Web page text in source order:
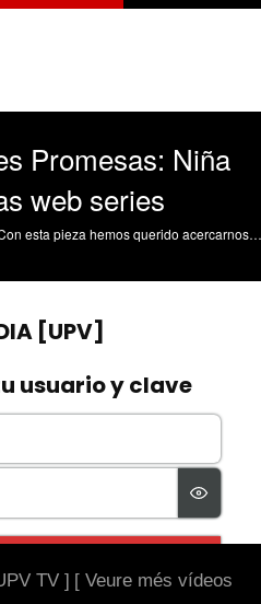
Promesas: Niña
web series
El fenómeno de las webseries... Con esta pieza hemos querido acercarnos al fenómeno de las webseries, no sólo como producto audiovisual novedoso sino como un nuevo modelo de promoción profesional y negocio para los jóvenes, surgido gracias a Internet. Para ello, nos hemos acercado hasta Sevilla, una ciudad desde la que han surgido dos productos que están teniendo un importante impacto en Internet: `Niña repelente¿ una serie de animación para web y `Malviviendo¿ una webserie de ficción con actores y hemos hablado de este fenómeno con sus jóvenes creadores: los hermanos Manuel y José Antonio Pérez Escuderos y Jesús Calvo de León, tres sevillanos que vienen del mundo informático y del sector gráfico, son los artífices de `Niña repelente¿ y con tres de los componentes de `Diffferent¿, creadores de `Malviviendo¿ esta webserie de éxito dirigida por David Sainz. Realización: Mª Luisa Camps Palanca, Paloma Corpas Culebras, Lidia Femenía Moreno, Begoña Garcia Kern, Adrián Penalva Soler y Maria Querol Ordóñez. Narradora: Susa Calafat
TV ] [ Veure més vídeos